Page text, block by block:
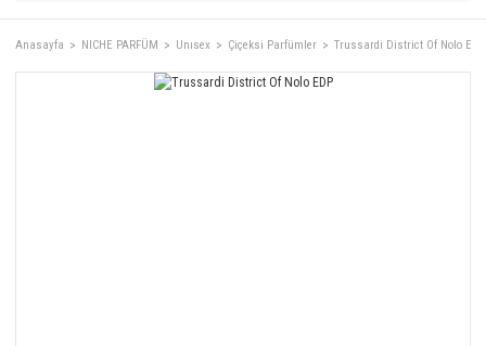
Anasayfa NICHE PARFÜM Unısex Çiçeksi Parfümler Trussardi District Of Nolo EDP